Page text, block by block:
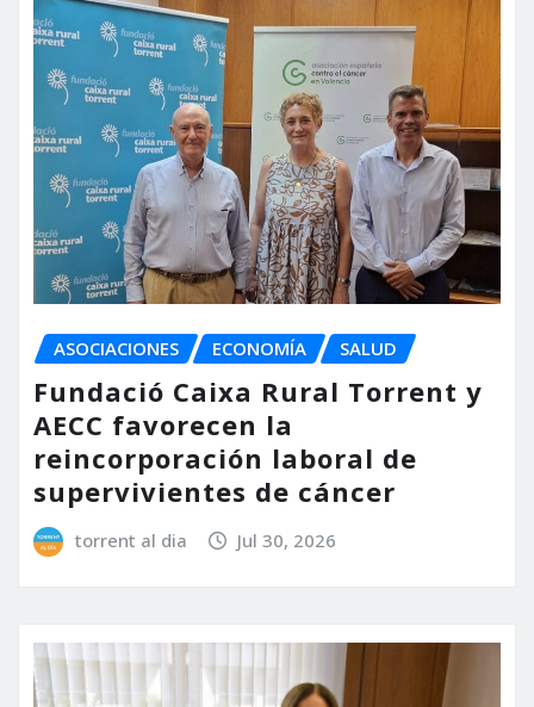
ASOCIACIONES ECONOMÍA SALUD
Fundació Caixa Rural Torrent y
AECC favorecen la
reincorporación laboral de
supervivientes de cáncer
torrent al dia Jul 30, 2026